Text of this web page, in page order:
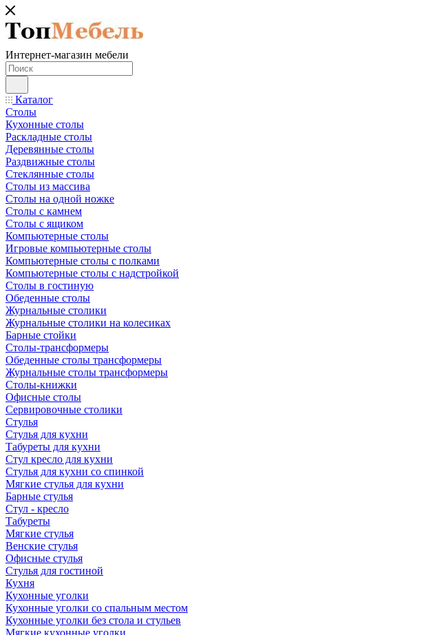
Интернет-магазин мебели
Каталог
Столы
Кухонные столы
Раскладные столы
Деревянные столы
Раздвижные столы
Стеклянные столы
Столы из массива
Столы на одной ножке
Столы с камнем
Столы с ящиком
Компьютерные столы
Игровые компьютерные столы
Компьютерные столы с полками
Компьютерные столы с надстройкой
Столы в гостиную
Обеденные столы
Журнальные столики
Журнальные столики на колесиках
Барные стойки
Столы-трансформеры
Обеденные столы трансформеры
Журнальные столы трансформеры
Столы-книжки
Офисные столы
Сервировочные столики
Стулья
Стулья для кухни
Табуреты для кухни
Стул кресло для кухни
Стулья для кухни со спинкой
Мягкие стулья для кухни
Барные стулья
Стул - кресло
Табуреты
Мягкие стулья
Венские стулья
Офисные стулья
Стулья для гостиной
Кухня
Кухонные уголки
Кухонные уголки со спальным местом
Кухонные уголки без стола и стульев
Мягкие кухонные уголки